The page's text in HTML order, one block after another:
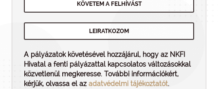
A pályázatok követésével hozzájárul, hogy az NKFI
Hivatal a fenti pályázattal kapcsolatos változásokkal
közvetlenül megkeresse. További információkért,
kérjük, olvassa el az adatvédelmi tájékoztatót.